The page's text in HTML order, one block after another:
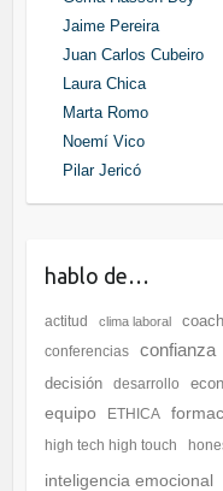
Jaime Pereira
Juan Carlos Cubeiro
Laura Chica
Marta Romo
Noemí Vico
Pilar Jericó
hablo de…
actitud clima laboral
conferencias confianza
decisión
desarrollo
equipo ETHICA
high tech high touch
inteligencia emocional